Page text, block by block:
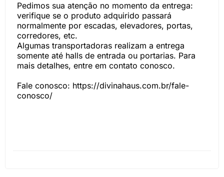
Pedimos sua atenção no momento da entrega:
verifique se o produto adquirido passará
normalmente por escadas, elevadores, portas,
corredores, etc.
Algumas transportadoras realizam a entrega
somente até halls de entrada ou portarias. Para
mais detalhes, entre em contato conosco.
Fale conosco: https://divinahaus.com.br/fale-
conosco/